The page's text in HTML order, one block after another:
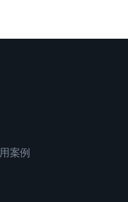
案例